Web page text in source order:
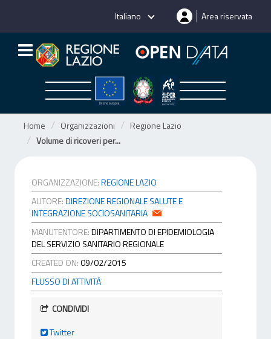
Italiano Area riservata
Home Organizzazioni
Regione Lazio
Volume di ricoveri per...
ORGANIZZAZIONE:REGIONE LAZIO
AUTORE:DIREZIONE REGIONALE SALUTE E
INTEGRAZIONE SOCIOSANITARIA
MANUTENTORE:DIPARTIMENTO DI EPIDEMIOLOGIA
DEL SERVIZIO SANITARIO REGIONALE
CREATED ON:09/02/2015
FLUSSO DI ATTIVITÀ
CONDIVIDI
Twitter